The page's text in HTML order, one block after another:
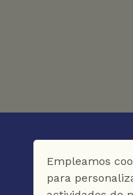
Empleamos
para